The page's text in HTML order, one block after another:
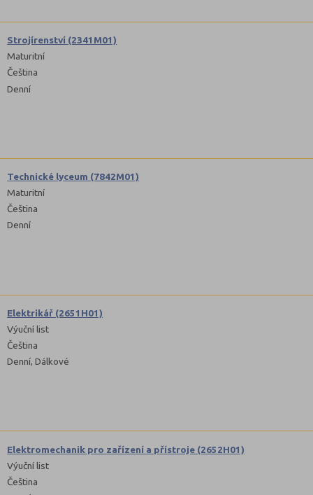
Strojírenství (2341M01)
Maturitní
Čeština
Denní
Technické lyceum (7842M01)
Maturitní
Čeština
Denní
Elektrikář (2651H01)
Výuční list
Čeština
Denní, Dálkové
Elektromechanik pro zařízení a přístroje (2652H01)
Výuční list
Čeština